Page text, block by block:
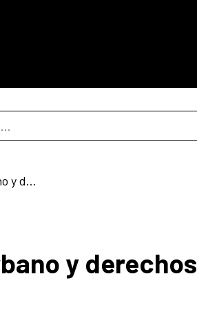
Mapas de la Disidencia. Arte urbano y derechos culturales en Latinoamérica
y derechos